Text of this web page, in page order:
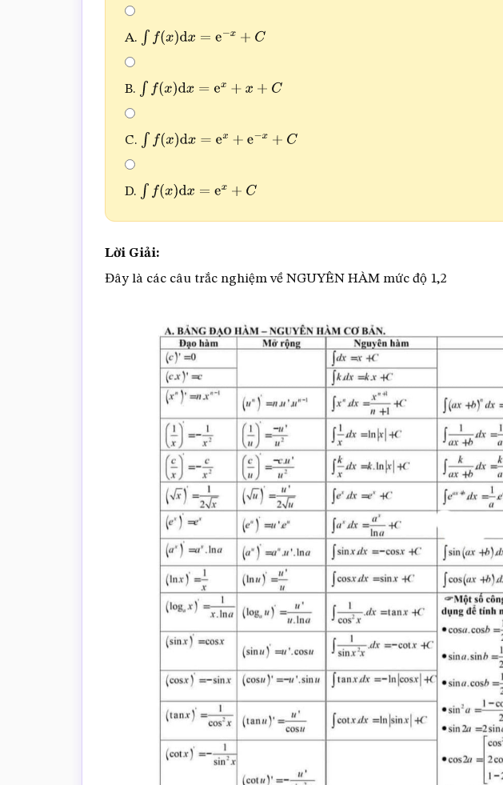
A. ∫f (x )dx=e +C
B. ∫f (x )dx=e x+
C. ∫f (x )dx=e e− + C
D. ∫f (x )dx=e C
Lời Giải:
Đây là các câu trắc nghiệm về NGUYÊN HÀM mức độ 1,2